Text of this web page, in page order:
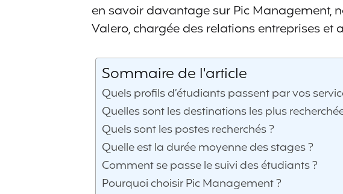
en savoir davantage sur Pic Management,
Valero, chargée des relations entreprises et
Sommaire de l'article
Quels profils d’étudiants passent par vos
Quelles sont les destinations les plus
Quels sont les postes recherchés ?
Quelle est la durée moyenne des stages ?
Comment se passe le suivi des étudiants ?
Pourquoi choisir Pic Management ?